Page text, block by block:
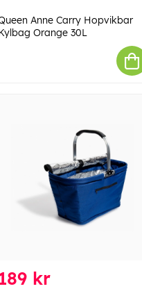
Anne Carry Hopvikbar
Orange 30L
189 kr